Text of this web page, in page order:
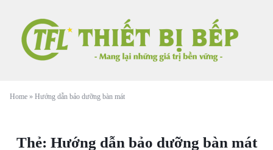
Home » Hướng dẫn bảo dưỡng bàn mát
Thẻ: Hướng dẫn bảo dưỡng bàn mát